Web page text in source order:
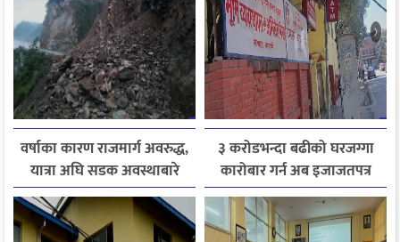
वर्षाका कारण राजमार्ग अवरुद्ध,
यात्रा अघि सडक अवस्थाबारे
जानकारी लिन आग्रह
३ करोडभन्दा बढीको घरजग्गा
कारोबार गर्न अब इजाजतपत्र
अनिवार्य